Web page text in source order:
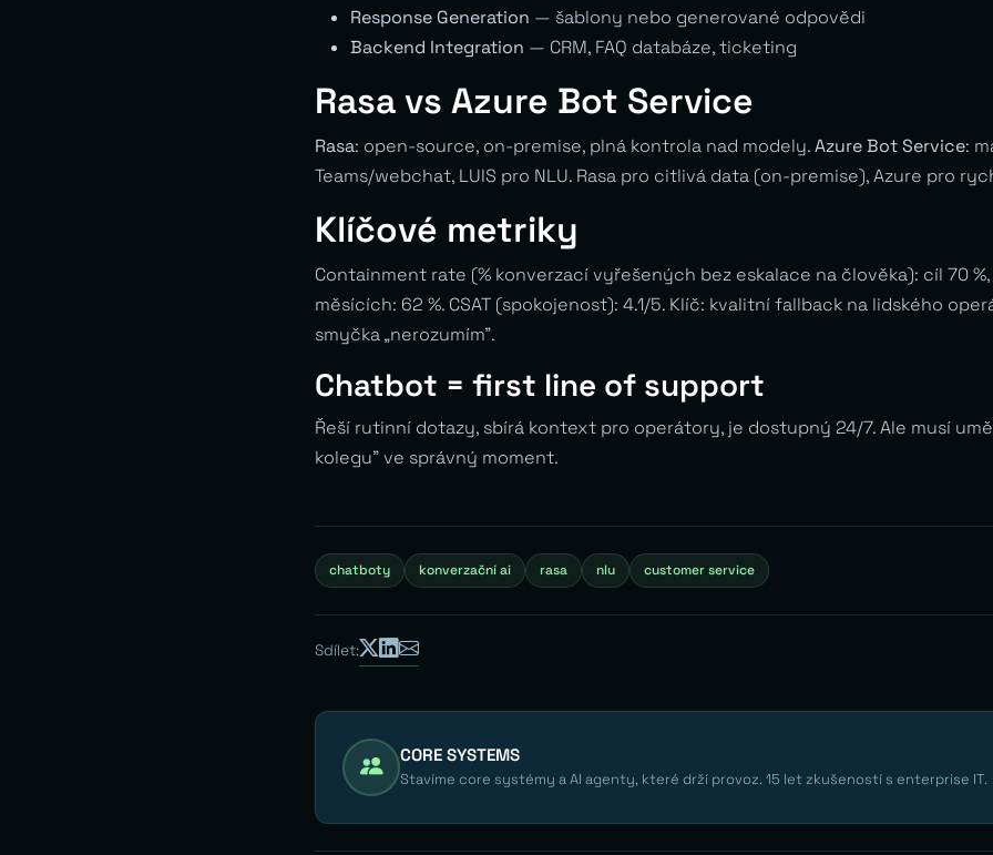
Response Generation — šablony nebo generované odpovědi
Backend Integration — CRM, FAQ databáze, ticketing
Rasa vs Azure Bot Service
Rasa: open-source, on-premise, plná kontrola nad modely.Azure Bot Service:
Teams/webchat, LUIS pro NLU. Rasa pro citlivá data (on-premise), Azure pro
Klíčové metriky
Containment rate (% konverzací vyřešených bez eskalace na člověka): cíl 70
měsících: 62 %. CSAT (spokojenost): 4.1/5. Klíč: kvalitní fallback na lidského
smyčka „nerozumím”.
Chatbot = first line of support
Řeší rutinní dotazy, sbírá kontext pro operátory, je dostupný 24/7. Ale musí
kolegu” ve správný moment.
chatboty konverzační ai rasa nlu customer service
Sdílet:
CORE SYSTEMS
Stavíme core systémy a AI agenty, které drží provoz. 15 let zkušeností s enterprise IT.